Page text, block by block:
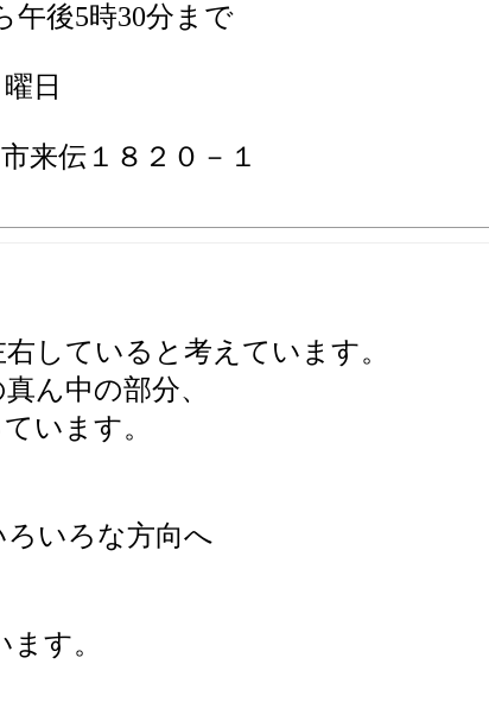
後5時30分まで
日
１８２０－１
していると考えています。
ん中の部分、
います。
いろな方向へ
す。